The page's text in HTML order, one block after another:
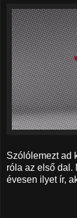
Szólólemezt ad
róla az első dal.
évesen ilyet ír,